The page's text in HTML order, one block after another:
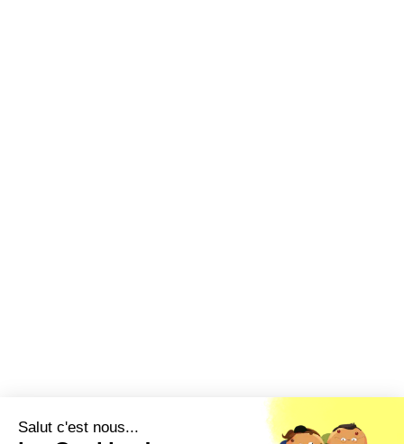
Salut c'est nous...